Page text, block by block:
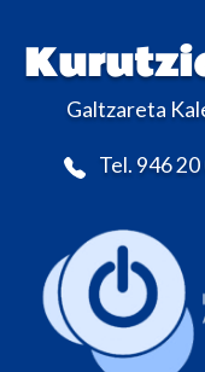
Galtzareta
Tel. 946 20